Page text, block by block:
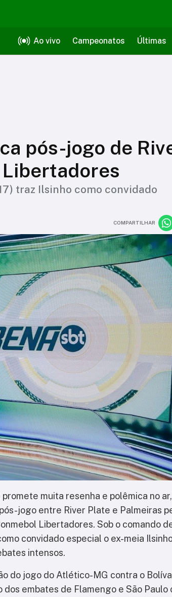
Ao vivo Campeonatos Últimas
pós-jogo de
traz Ilsinho como convidado
COMPARTILHAR
muita resenha e polêmica no
jogo entre River Plate e Palmeiras
Libertadores. Sob o comando
convidado especial o ex-meia
intensos.
do jogo do Atlético-MG contra o
embates de Flamengo e São Paulo